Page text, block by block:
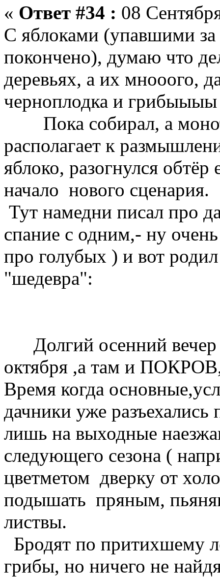
« Ответ #34 : 08
С яблоками (упавшими
покончено), думаю что
деревьях, а их мнооого,
черноплодка и грибыыыы
Пока собирал, а
располагает к
яблоко, разогнулся
начало нового сценария.
Тут намедни писал про
спание с одним,- ну
про голубых ) и вот
"шедевра":
Долгий осенний вечер
октября ,а там и
Время когда
дачники уже
лишь на выходные
следующего сезона (
цветметом дверку от
подышать пряным,
листвы.
Бродят по притихшему
грибы, но ничего не